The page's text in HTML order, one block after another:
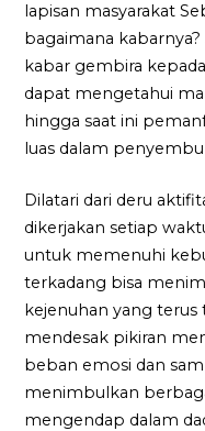
lapisan masyarakat
bagaimana
kabar gembira
dapat mengetahui
hingga saat ini
luas dalam
Dilatari dari deru
dikerjakan setiap
untuk memenuhi
terkadang bisa
kejenuhan yang terus
mendesak pikiran
beban emosi dan
menimbulkan
mengendap dalam